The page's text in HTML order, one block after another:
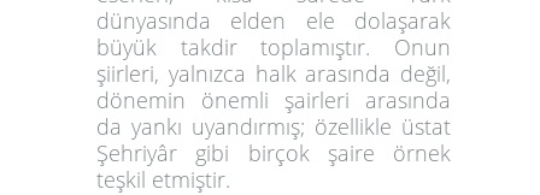
dünyasında elden ele dolaşarak
büyük takdir toplamıştır. Onun
şiirleri, yalnızca halk arasında değil,
dönemin önemli şairleri arasında
da yankı uyandırmış; özellikle üstat
Şehriyâr gibi birçok şaire örnek
teşkil etmiştir.